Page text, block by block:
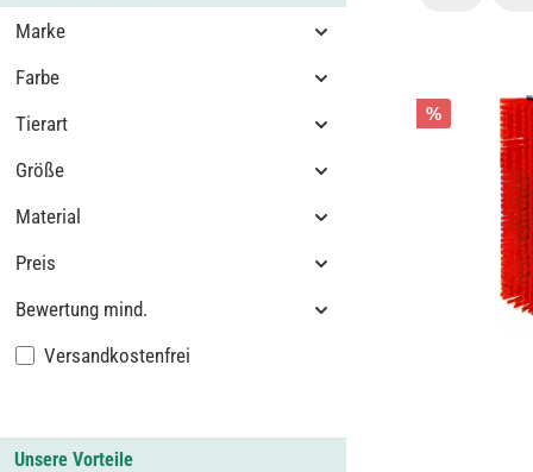
Marke
Farbe
Tierart
Größe
Material
Preis
Bewertung mind.
Filter hinzufügen: Versandkostenfrei
Versandkostenfrei
Unsere Vorteile
%